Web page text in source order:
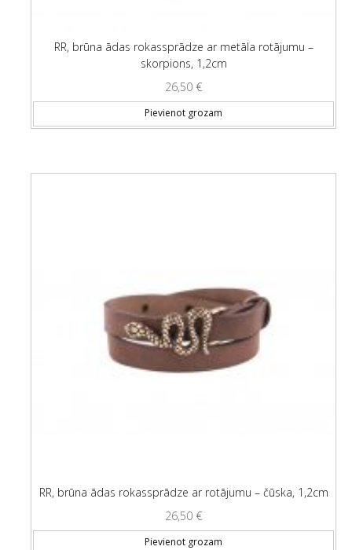
RR, brūna ādas rokassprādze ar metāla rotājumu –
skorpions, 1,2cm
26,50 €
Pievienot grozam
RR, brūna ādas rokassprādze ar rotājumu – čūska, 1,2cm
26,50 €
Pievienot grozam